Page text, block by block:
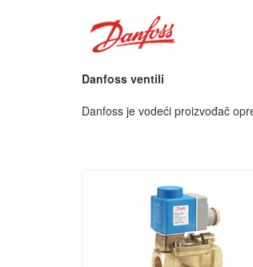
Danfoss ventili
Danfoss je vodeći proizvođač